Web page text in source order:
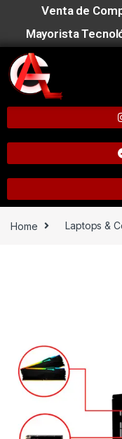
Venta de
Mayorista
Home Laptops &